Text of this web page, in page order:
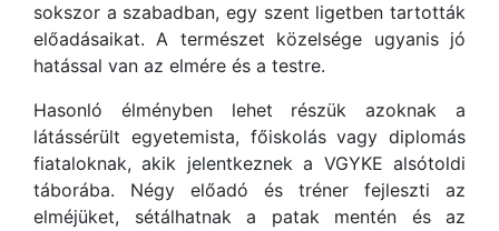
sokszor a szabadban, egy szent ligetben tartották
előadásaikat. A természet közelsége ugyanis jó
hatással van az elmére és a testre.
Hasonló élményben lehet részük azoknak a
látássérült egyetemista, főiskolás vagy diplomás
fiataloknak, akik jelentkeznek a VGYKE alsótoldi
táborába. Négy előadó és tréner fejleszti az
elméjüket, sétálhatnak a patak mentén és az